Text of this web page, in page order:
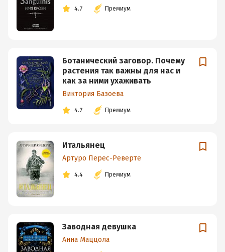
4.7 Премиум
Ботанический заговор. Почему
растения так важны для нас и
как за ними ухаживать
Виктория Базоева
4.7 Премиум
Итальянец
Артуро Перес-Реверте
4.4 Премиум
Заводная девушка
Анна Маццола